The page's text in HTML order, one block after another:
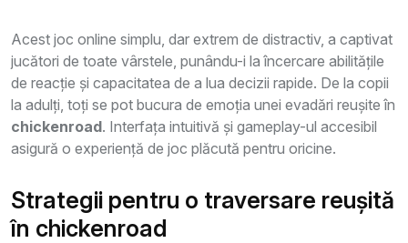
Acest joc online simplu, dar extrem de distractiv, a captivat
jucători de toate vârstele, punându-i la încercare abilitățile
de reacție și capacitatea de a lua decizii rapide. De la copii
la adulți, toți se pot bucura de emoția unei evadări reușite în
chickenroad. Interfața intuitivă și gameplay-ul accesibil
asigură o experiență de joc plăcută pentru oricine.
Strategii pentru o traversare reușită
în chickenroad